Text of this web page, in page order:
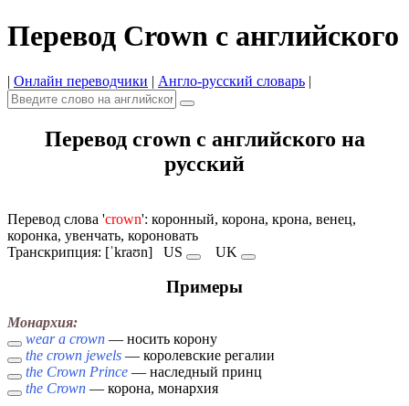
Перевод Crown с английского
| Онлайн переводчики | Англо-русский словарь |
Перевод crown с английского на
русский
Перевод слова 'crown': коронный, корона, крона, венец,
коронка, увенчать, короновать
Транскрипция: [ˈkraʊn] US UK
Примеры
Монархия:
wear a crown — носить корону
the crown jewels — королевские регалии
the Crown Prince — наследный принц
the Crown — корона, монархия